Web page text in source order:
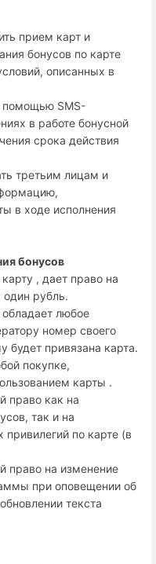
прием карт и
бонусов по карте
описанных в
помощью SMS-
в работе бонусной
срока действия
третьим лицам и
в ходе исполнения
бонусов
, дает право на
рубль.
любое
номер своего
будет привязана карта.
покупке,
карты .
право как на
так и на
привилегий по карте (в
право на изменение
при оповещении об
текста